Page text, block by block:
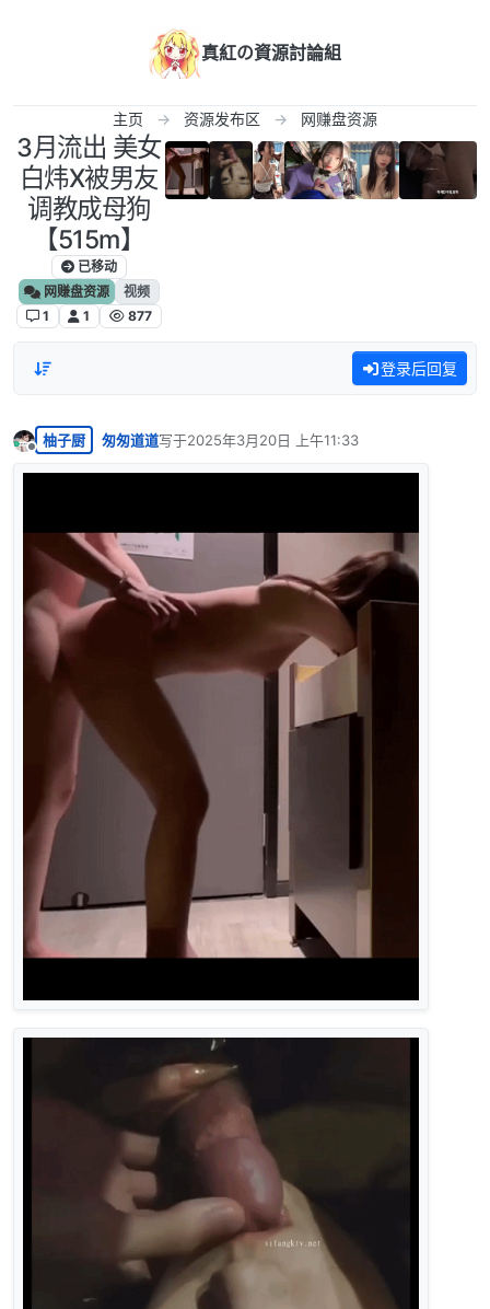
真紅の資源討論組
主页 资源发布区 网赚盘资源
3月流出 美女
白炜X被男友
调教成母狗
【515m】
已移动
网赚盘资源
视频
1
1 877
登录后回复
离线
柚子厨 匆匆道道写于2025年3月20日 上午11:33
最后由 编辑